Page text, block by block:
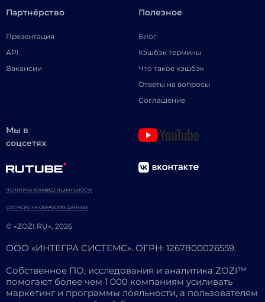
Партнёрство
Презентация
API
Вакансии
Полезное
Блог
Кэшбэк термины
Что такое кэшбэк
Ответы на вопросы
Соглашение
Мы в
соцсетях
© «ZOZI.RU», 2026
ПОЛИТИКА КОНФИДЕНЦИАЛЬНОСТИ
СОГЛАСИЕ НА ОБРАБОТКУ ДАННЫХ
ООО «ИНТЕГРА СИСТЕМС». ОГРН: 1267800026559.
Собственное ПО, исследования и аналитика ZOZI™
помогают более чем 1 000 компаниям усиливать
маркетинг и программы лояльности, а пользователям